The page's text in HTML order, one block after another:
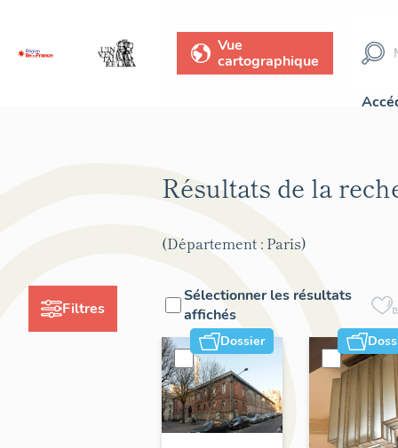
Vue
cartographique
Filtres
Résultats de la
(Département : Paris)
Sélectionner les résultats
affichés
Dossier